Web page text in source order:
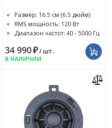
Размер: 16.5 см (6.5 дюйм)
RMS мощность: 120 Вт
Диапазон частот: 40 - 5000 Гц
34 990₽/ шт.
В НАЛИЧИИ